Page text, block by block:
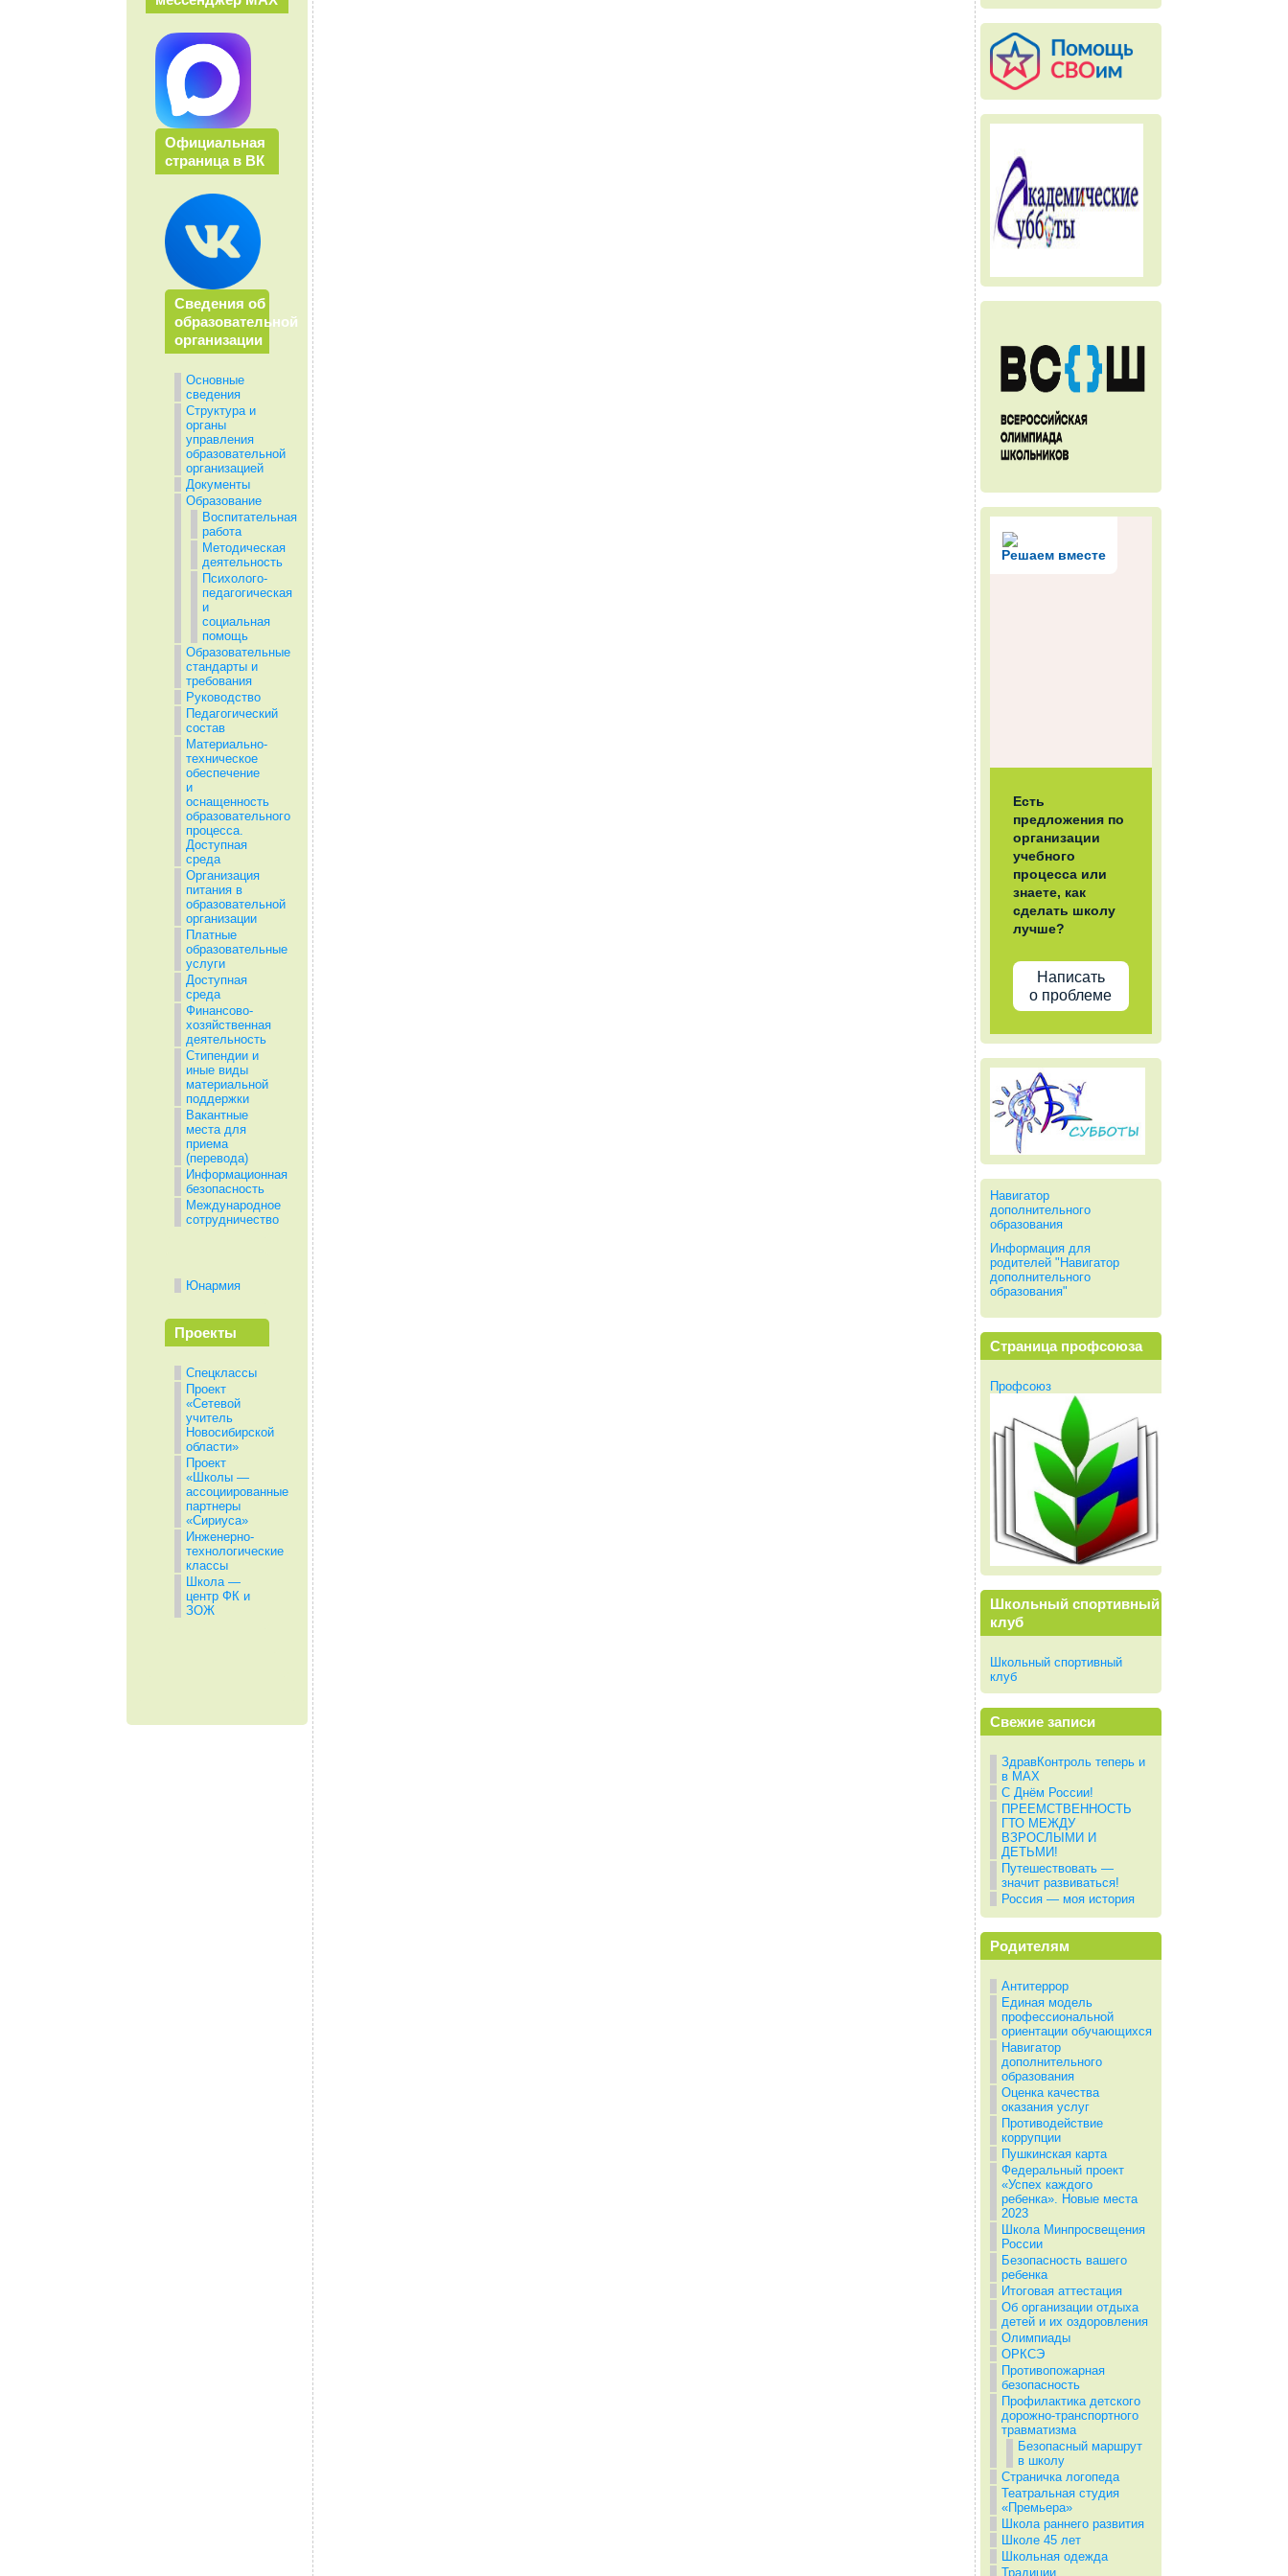
Официальная
страница в ВК
Сведения об
образовательной
организации
Основные
сведения
Структура и
органы
управления
образовательной
организацией
Документы
Образование
Воспитательная
работа
Методическая
деятельность
Психолого-
педагогическая
и
социальная
помощь
Образовательные
стандарты и
требования
Руководство
Педагогический
состав
Материально-
техническое
обеспечение
и
оснащенность
образовательного
процесса.
Доступная
среда
Организация
питания в
образовательной
организации
Платные
образовательные
услуги
Доступная
среда
Финансово-
хозяйственная
деятельность
Стипендии и
иные виды
материальной
поддержки
Вакантные
места для
приема
(перевода)
Информационная
безопасность
Международное
сотрудничество
Юнармия
Проекты
Спецклассы
Проект
«Сетевой
учитель
Новосибирской
области»
Проект
«Школы —
ассоциированные
партнеры
«Сириуса»
Инженерно-
технологические
классы
Школа —
центр ФК и
ЗОЖ
Решаем вместе
Есть
предложения по
организации
учебного
процесса или
знаете, как
сделать школу
лучше?
Написать
о проблеме
Навигатор
дополнительного
образования
Информация для
родителей "Навигатор
дополнительного
образования"
Страница профсоюза
Профсоюз
Школьный спортивный
клуб
Школьный спортивный
клуб
Свежие записи
ЗдравКонтроль теперь и
в МАХ
С Днём России!
ПРЕЕМСТВЕННОСТЬ
ГТО МЕЖДУ
ВЗРОСЛЫМИ И
ДЕТЬМИ!
Путешествовать —
значит развиваться!
Россия — моя история
Родителям
Антитеррор
Единая модель
профессиональной
ориентации обучающихся
Навигатор
дополнительного
образования
Оценка качества
оказания услуг
Противодействие
коррупции
Пушкинская карта
Федеральный проект
«Успех каждого
ребенка». Новые места
2023
Школа Минпросвещения
России
Безопасность вашего
ребенка
Итоговая аттестация
Об организации отдыха
детей и их оздоровления
Олимпиады
ОРКСЭ
Противопожарная
безопасность
Профилактика детского
дорожно-транспортного
травматизма
Безопасный маршрут
в школу
Страничка логопеда
Театральная студия
«Премьера»
Школа раннего развития
Школе 45 лет
Школьная одежда
Традиции